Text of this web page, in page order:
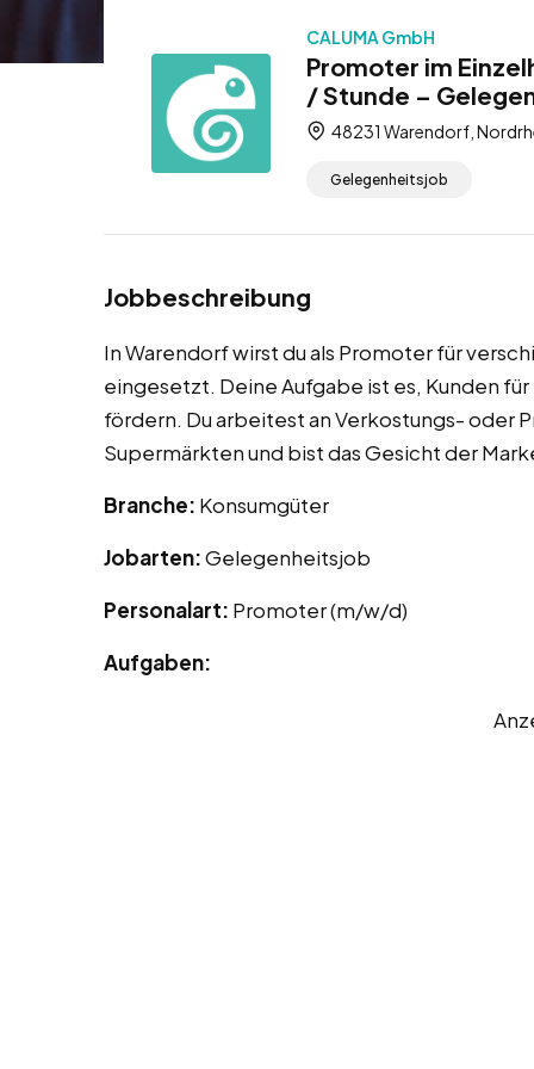
CALUMA GmbH
Promoter im
/ Stunde –
48231 Warendorf,
Gelegenheitsjob
Jobbeschreibung
In Warendorf wirst du als Promoter für
eingesetzt. Deine Aufgabe ist es, Kunden
fördern. Du arbeitest an Verkostungs- oder
Supermärkten und bist das Gesicht der
Branche: Konsumgüter
Jobarten:Gelegenheitsjob
Personalart: Promoter (m/w/d)
Aufgaben: